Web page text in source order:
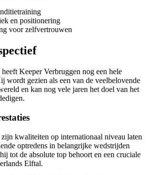
en positionering
voor zelfvertrouwen
Keeper Verbruggen nog een hele
wordt gezien als een van de veelbelovende
en kan nog vele jaren het doel van het
kwaliteiten op internationaal niveau laten
optredens in belangrijke wedstrijden
tot de absolute top behoort en een cruciale
Elftal.